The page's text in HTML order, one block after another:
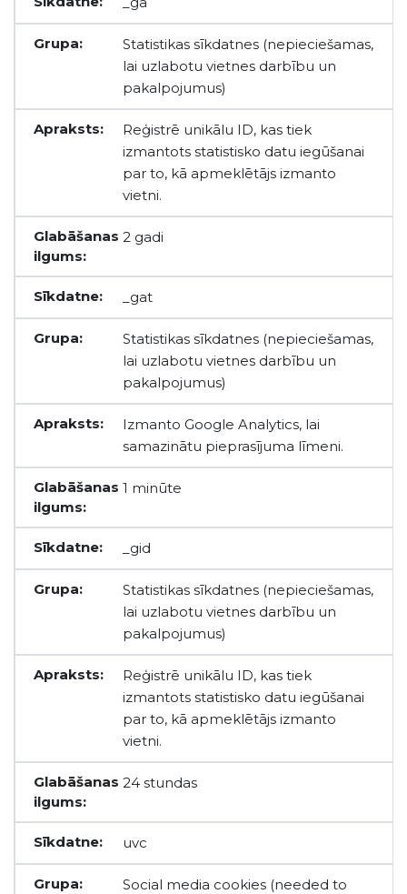
Statistikas sīkdatnes (nepieciešamas,
lai uzlabotu vietnes darbību un
pakalpojumus)
Reģistrē unikālu ID, kas tiek
izmantots statistisko datu iegūšanai
par to, kā apmeklētājs izmanto
vietni.
2 gadi
_gat
Statistikas sīkdatnes (nepieciešamas,
lai uzlabotu vietnes darbību un
pakalpojumus)
Izmanto Google Analytics, lai
samazinātu pieprasījuma līmeni.
1 minūte
_gid
Statistikas sīkdatnes (nepieciešamas,
lai uzlabotu vietnes darbību un
pakalpojumus)
Reģistrē unikālu ID, kas tiek
izmantots statistisko datu iegūšanai
par to, kā apmeklētājs izmanto
vietni.
24 stundas
uvc
Social media cookies (needed to